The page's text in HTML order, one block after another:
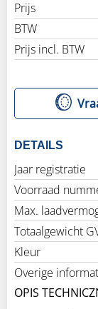
Prijs
BTW
Prijs incl. BTW
DETAILS
Jaar registratie
Voorraad
Max.
Totaalgewicht
Kleur
Overige
OPIS